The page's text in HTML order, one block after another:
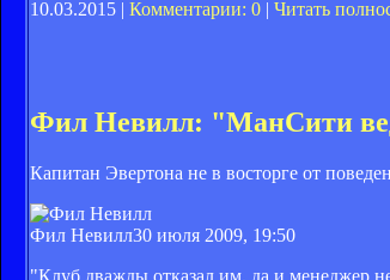
10.03.2015 | Комментарии: 0 | Читать
Фил Невилл: "МанСити
Капитан Эвертона не в восторге от
Фил Невилл30 июля 2009, 19:50
"Клуб дважды отказал им, да и менеджер